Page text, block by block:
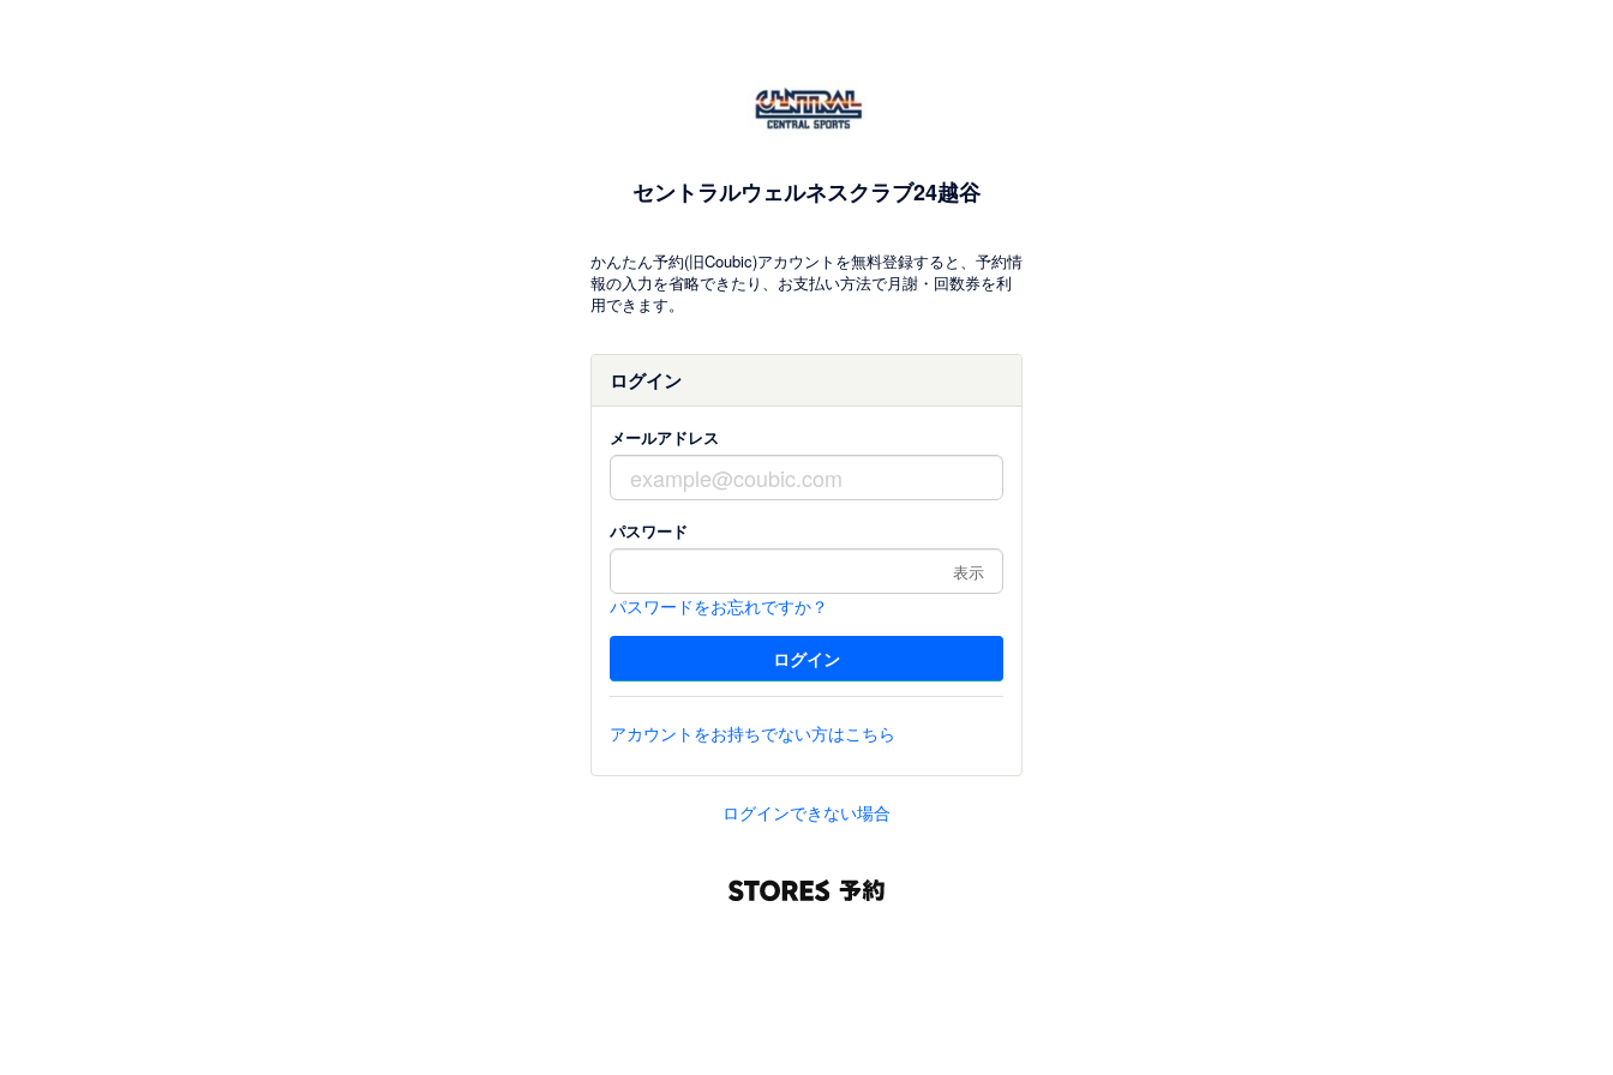
セントラルウェルネスクラブ24越谷
かんたん予約(旧Coubic)アカウントを無料登録すると、予約情
報の入力を省略できたり、お支払い方法で月謝・回数券を利
用できます。
ログイン
メールアドレス
パスワード
表示
パスワードをお忘れですか？
アカウントをお持ちでない方はこちら
ログインできない場合